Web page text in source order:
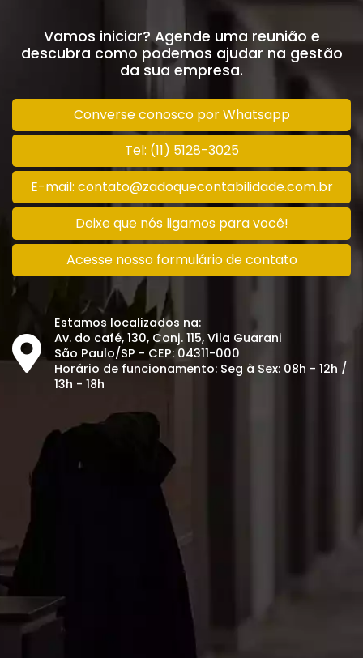
Vamos iniciar? Agende uma reunião e
descubra como podemos ajudar na gestão
da sua empresa.
Converse conosco por Whatsapp
Tel: (11) 5128-3025
E-mail: contato@zadoquecontabilidade.com.br
Deixe que nós ligamos para você!
Acesse nosso formulário de contato
Estamos localizados na:
Av. do café, 130, Conj. 115, Vila Guarani
São Paulo/SP - CEP: 04311-000
Horário de funcionamento: Seg à Sex: 08h - 12h /
13h - 18h